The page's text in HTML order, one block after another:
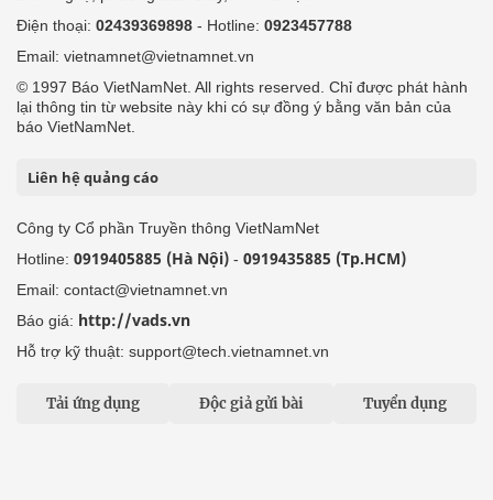
Điện thoại: 02439369898 - Hotline: 0923457788
Email: vietnamnet@vietnamnet.vn
© 1997 Báo VietNamNet. All rights reserved. Chỉ được phát hành
lại thông tin từ website này khi có sự đồng ý bằng văn bản của
báo VietNamNet.
Liên hệ quảng cáo
Công ty Cổ phần Truyền thông VietNamNet
Hotline: 0919405885 (Hà Nội) - 0919435885 (Tp.HCM)
Email: contact@vietnamnet.vn
Báo giá: http://vads.vn
Hỗ trợ kỹ thuật: support@tech.vietnamnet.vn
Tải ứng dụng Độc giả gửi bài Tuyển dụng